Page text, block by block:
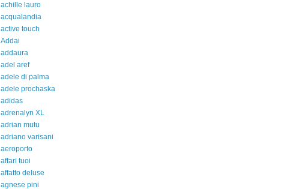
achille lauro
acqualandia
active touch
Addai
addaura
adel aref
adele di palma
adele prochaska
adidas
adrenalyn XL
adrian mutu
adriano varisani
aeroporto
affari tuoi
affatto deluse
agnese pini